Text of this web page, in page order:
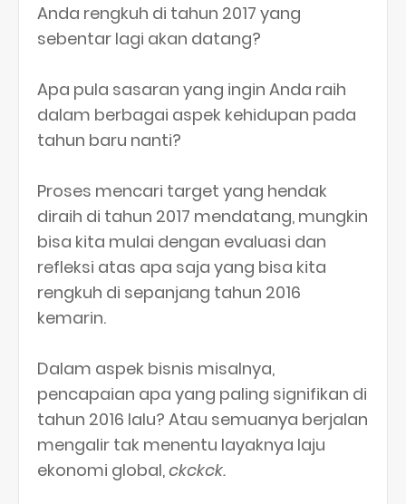
Anda rengkuh di tahun 2017 yang
sebentar lagi akan datang?
Apa pula sasaran yang ingin Anda raih
dalam berbagai aspek kehidupan pada
tahun baru nanti?
Proses mencari target yang hendak
diraih di tahun 2017 mendatang, mungkin
bisa kita mulai dengan evaluasi dan
refleksi atas apa saja yang bisa kita
rengkuh di sepanjang tahun 2016
kemarin.
Dalam aspek bisnis misalnya,
pencapaian apa yang paling signifikan di
tahun 2016 lalu? Atau semuanya berjalan
mengalir tak menentu layaknya laju
ekonomi global,ckckck.